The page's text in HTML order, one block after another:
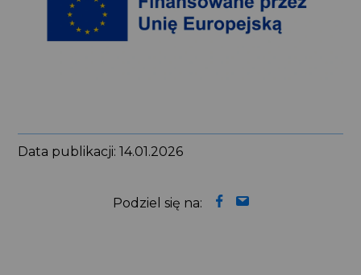
Data publikacji: 14.01.2026
Podziel się na: